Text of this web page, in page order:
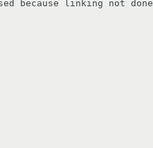
because linking not done